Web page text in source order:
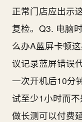
正常门店应出示
复检。Q3. 电脑
么办A蓝屏卡顿
议记录蓝屏错误
一次开机后10分
试至少1小时而
做长测可以付费